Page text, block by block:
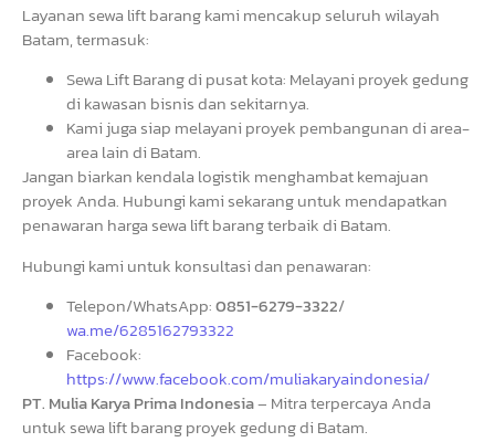
Layanan sewa lift barang kami mencakup seluruh wilayah
Batam, termasuk:
Sewa Lift Barang di pusat kota: Melayani proyek gedung
di kawasan bisnis dan sekitarnya.
Kami juga siap melayani proyek pembangunan di area-
area lain di Batam.
Jangan biarkan kendala logistik menghambat kemajuan
proyek Anda. Hubungi kami sekarang untuk mendapatkan
penawaran harga sewa lift barang terbaik di Batam.
Hubungi kami untuk konsultasi dan penawaran:
Telepon/WhatsApp:0851-6279-3322/
wa.me/6285162793322
Facebook:
https://www.facebook.com/muliakaryaindonesia/
PT. Mulia Karya Prima Indonesia– Mitra terpercaya Anda
untuk sewa lift barang proyek gedung di Batam.